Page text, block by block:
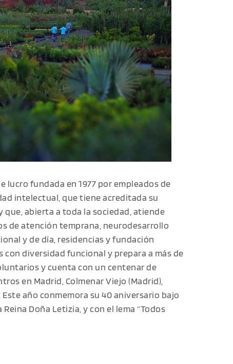
lucro fundada en 1977 por empleados de
intelectual, que tiene acreditada su
abierta a toda la sociedad, atiende
de atención temprana, neurodesarrollo
y de día, residencias y fundación
diversidad funcional y prepara a más de
y cuenta con un centenar de
en Madrid, Colmenar Viejo (Madrid),
Este año conmemora su 40 aniversario bajo
Doña Letizia, y con el lema “Todos